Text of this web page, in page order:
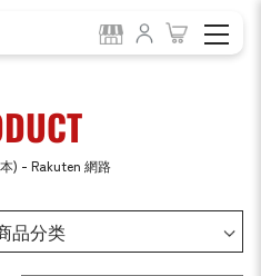
) - Rakuten 網路
品分类